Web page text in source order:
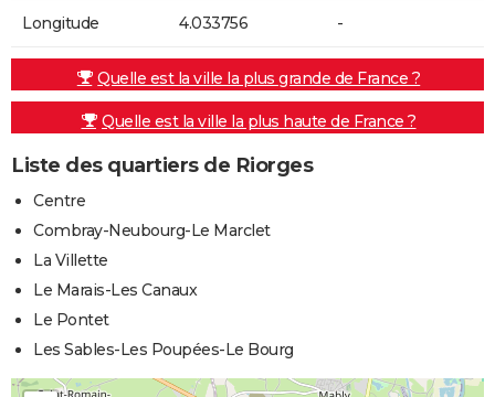
Longitude 4.033756 -
Quelle est la ville la plus grande de France ?
Quelle est la ville la plus haute de France ?
Liste des quartiers de Riorges
Centre
Combray-Neubourg-Le Marclet
La Villette
Le Marais-Les Canaux
Le Pontet
Les Sables-Les Poupées-Le Bourg